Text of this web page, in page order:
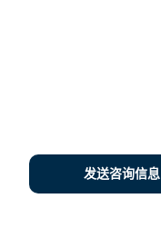
发送咨询信息